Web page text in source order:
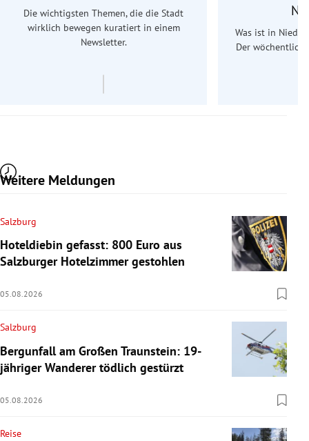
Die wichtigsten Themen, die die Stadt
wirklich bewegen kuratiert in einem
Newsletter.
Was ist in
Der
Weitere Meldungen
Salzburg
Hoteldiebin gefasst: 800 Euro aus
Salzburger Hotelzimmer gestohlen
05.08.2026
Salzburg
Bergunfall am Großen Traunstein: 19-
jähriger Wanderer tödlich gestürzt
05.08.2026
Reise